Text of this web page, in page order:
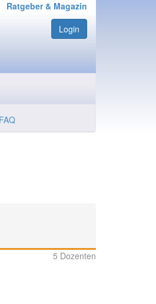
Ratgeber & Magazin
Login
5 Dozenten